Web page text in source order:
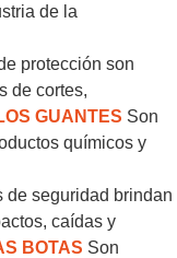
de la
protección son
de cortes,
GUANTES Son
químicos y
de seguridad brindan
caídas y
BOTAS Son